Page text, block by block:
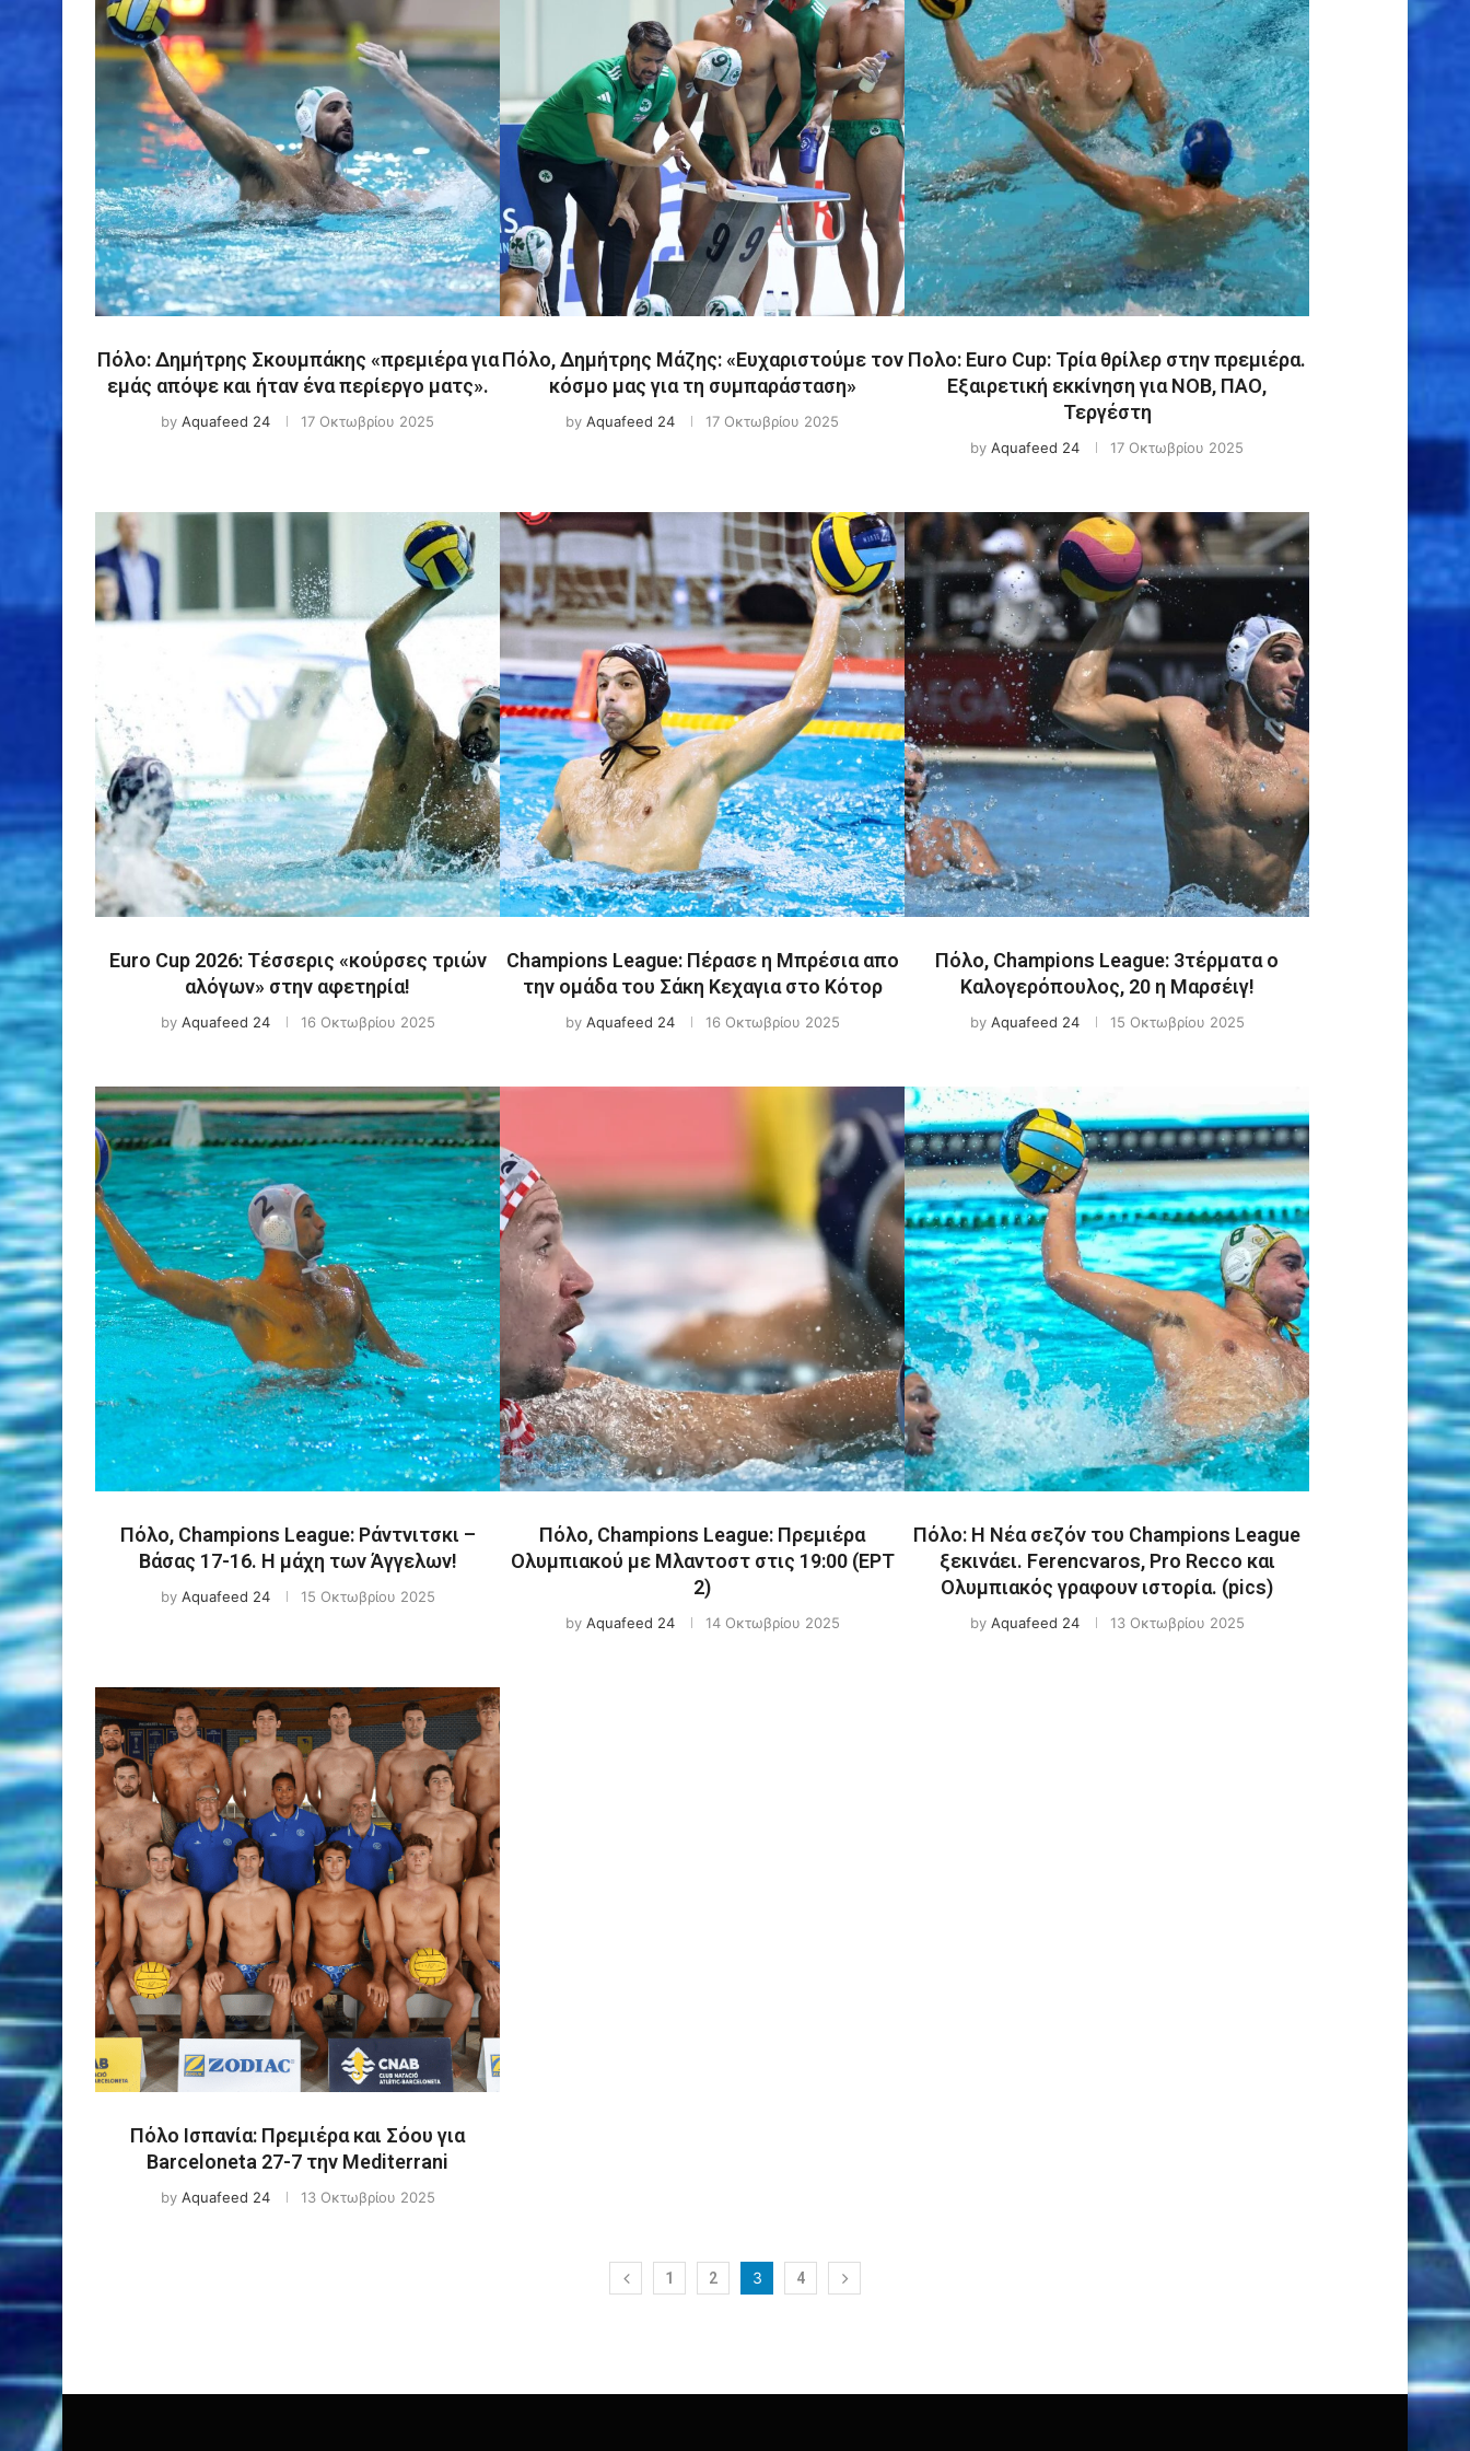
Πόλο: Δημήτρης Σκουμπάκης «πρεμιέρα για
εμάς απόψε και ήταν ένα περίεργο ματς».
by Aquafeed 24 17 Οκτωβρίου 2025
Πόλο, Δημήτρης Μάζης: «Ευχαριστούμε τον
κόσμο μας για τη συμπαράσταση»
by Aquafeed 24 17 Οκτωβρίου 2025
Πολο: Euro Cup: Τρία θρίλερ στην πρεμιέρα.
Εξαιρετική εκκίνηση για ΝΟΒ, ΠΑΟ,
Τεργέστη
by Aquafeed 24 17 Οκτωβρίου 2025
Euro Cup 2026: Τέσσερις «κούρσες τριών
αλόγων» στην αφετηρία!
by Aquafeed 24 16 Οκτωβρίου 2025
Champions League: Πέρασε η Μπρέσια απο
την ομάδα του Σάκη Κεχαγια στο Κότορ
by Aquafeed 24 16 Οκτωβρίου 2025
Πόλο, Champions League: 3τέρματα ο
Καλογερόπουλος, 20 η Μαρσέιγ!
by Aquafeed 24 15 Οκτωβρίου 2025
Πόλο, Champions League: Ράντνιτσκι –
Βάσας 17-16. Η μάχη των Άγγελων!
by Aquafeed 24 15 Οκτωβρίου 2025
Πόλο, Champions League: Πρεμιέρα
Ολυμπιακού με Μλαντοστ στις 19:00 (ΕΡΤ
2)
by Aquafeed 24 14 Οκτωβρίου 2025
Πόλο: Η Νέα σεζόν του Champions League
ξεκινάει. Ferencvaros, Pro Recco και
Ολυμπιακός γραφουν ιστορία. (pics)
by Aquafeed 24 13 Οκτωβρίου 2025
Πόλο Ισπανία: Πρεμιέρα και Σόου για
Barceloneta 27-7 την Mediterrani
by Aquafeed 24 13 Οκτωβρίου 2025
1 2 3 4